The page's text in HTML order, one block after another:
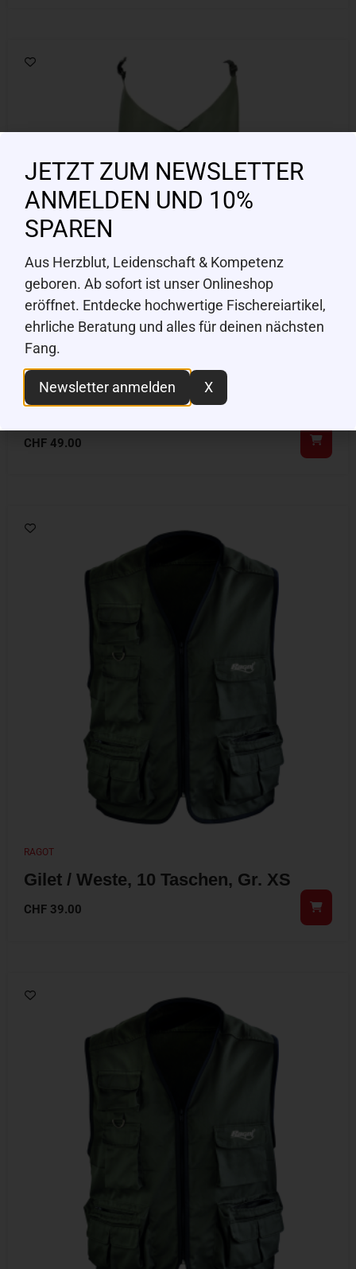
RAGOT
Watstiefel / Hüftstiefel Gr. 38
CHF 49.00
RAGOT
Gilet / Weste, 10 Taschen, Gr. XS
CHF 39.00
JETZT ZUM NEWSLETTER
ANMELDEN UND 10%
SPAREN
Aus Herzblut, Leidenschaft & Kompetenz
geboren. Ab sofort ist unser Onlineshop
eröffnet. Entdecke hochwertige Fischereiartikel,
ehrliche Beratung und alles für deinen nächsten
Fang.
Newsletter anmelden X